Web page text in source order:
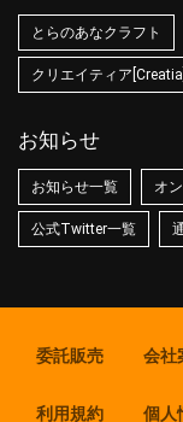
とらのあなクラフト
クリエイティア[Creatia]
お知らせ
お知らせ一覧 オ
公式Twitter一覧
委託販売 会社
利用規約 個人